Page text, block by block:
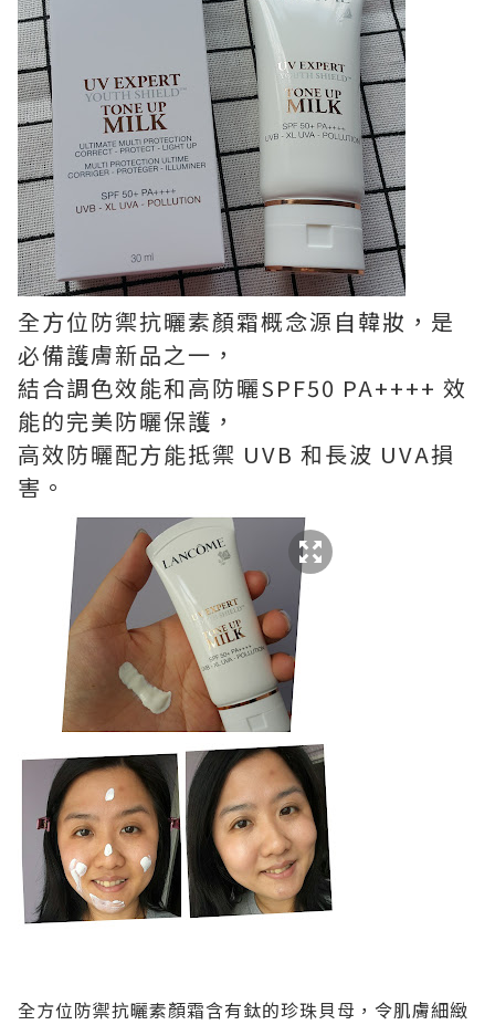
全方位防禦抗曬素顏霜概念源自韓妝，是
必備護膚新品之一，
結合調色效能和高防曬SPF50 PA++++ 效
能的完美防曬保護，
高效防曬配方能抵禦 UVB 和長波 UVA損
害。
全方位防禦抗曬素顏霜含有鈦的珍珠貝母，令肌膚細緻